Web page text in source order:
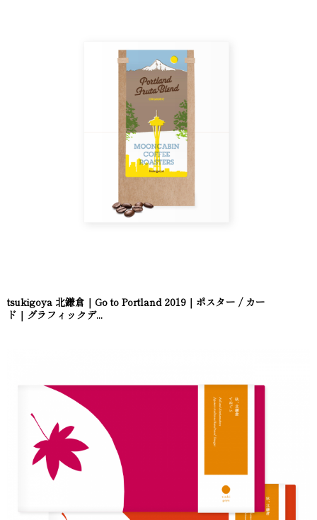
tsukigoya 北鎌倉｜Go to Portland 2019｜ポスター / カー
ド｜グラフィックデ...